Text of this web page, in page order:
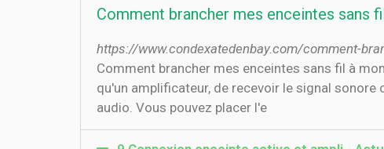
Comment brancher mes enceintes sans
https://www.condexatedenbay.com/comment-
Comment brancher mes enceintes sans fil à
qu'un amplificateur, de recevoir le signal
audio. Vous pouvez placer l'e